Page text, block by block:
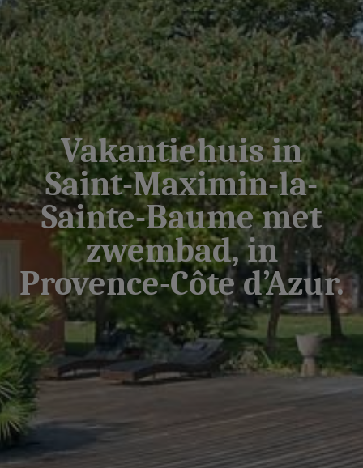
Vakantiehuis in
Saint-Maximin-la-
Sainte-Baume met
zwembad, in
Provence-Côte d’Azur.